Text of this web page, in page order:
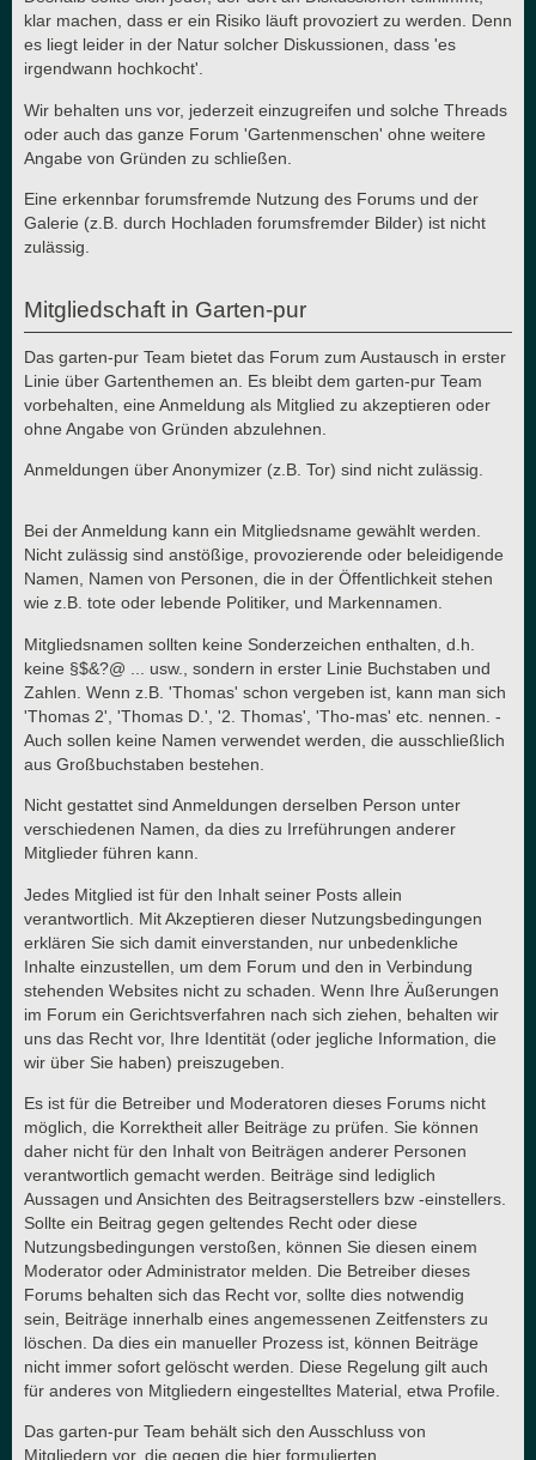
klar machen, dass er ein Risiko läuft provoziert zu werden. Denn
es liegt leider in der Natur solcher Diskussionen, dass 'es
irgendwann hochkocht'.
Wir behalten uns vor, jederzeit einzugreifen und solche Threads
oder auch das ganze Forum 'Gartenmenschen' ohne weitere
Angabe von Gründen zu schließen.
Eine erkennbar forumsfremde Nutzung des Forums und der
Galerie (z.B. durch Hochladen forumsfremder Bilder) ist nicht
zulässig.
Mitgliedschaft in Garten-pur
Das garten-pur Team bietet das Forum zum Austausch in erster
Linie über Gartenthemen an. Es bleibt dem garten-pur Team
vorbehalten, eine Anmeldung als Mitglied zu akzeptieren oder
ohne Angabe von Gründen abzulehnen.
Anmeldungen über Anonymizer (z.B. Tor) sind nicht zulässig.
Bei der Anmeldung kann ein Mitgliedsname gewählt werden.
Nicht zulässig sind anstößige, provozierende oder beleidigende
Namen, Namen von Personen, die in der Öffentlichkeit stehen
wie z.B. tote oder lebende Politiker, und Markennamen.
Mitgliedsnamen sollten keine Sonderzeichen enthalten, d.h.
keine §$&?@ ... usw., sondern in erster Linie Buchstaben und
Zahlen. Wenn z.B. 'Thomas' schon vergeben ist, kann man sich
'Thomas 2', 'Thomas D.', '2. Thomas', 'Tho-mas' etc. nennen. -
Auch sollen keine Namen verwendet werden, die ausschließlich
aus Großbuchstaben bestehen.
Nicht gestattet sind Anmeldungen derselben Person unter
verschiedenen Namen, da dies zu Irreführungen anderer
Mitglieder führen kann.
Jedes Mitglied ist für den Inhalt seiner Posts allein
verantwortlich. Mit Akzeptieren dieser Nutzungsbedingungen
erklären Sie sich damit einverstanden, nur unbedenkliche
Inhalte einzustellen, um dem Forum und den in Verbindung
stehenden Websites nicht zu schaden. Wenn Ihre Äußerungen
im Forum ein Gerichtsverfahren nach sich ziehen, behalten wir
uns das Recht vor, Ihre Identität (oder jegliche Information, die
wir über Sie haben) preiszugeben.
Es ist für die Betreiber und Moderatoren dieses Forums nicht
möglich, die Korrektheit aller Beiträge zu prüfen. Sie können
daher nicht für den Inhalt von Beiträgen anderer Personen
verantwortlich gemacht werden. Beiträge sind lediglich
Aussagen und Ansichten des Beitragserstellers bzw -einstellers.
Sollte ein Beitrag gegen geltendes Recht oder diese
Nutzungsbedingungen verstoßen, können Sie diesen einem
Moderator oder Administrator melden. Die Betreiber dieses
Forums behalten sich das Recht vor, sollte dies notwendig
sein, Beiträge innerhalb eines angemessenen Zeitfensters zu
löschen. Da dies ein manueller Prozess ist, können Beiträge
nicht immer sofort gelöscht werden. Diese Regelung gilt auch
für anderes von Mitgliedern eingestelltes Material, etwa Profile.
Das garten-pur Team behält sich den Ausschluss von
Mitgliedern vor, die gegen die hier formulierten